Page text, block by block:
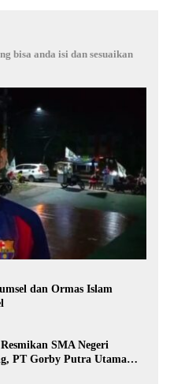
bisa anda isi dan sesuaikan
dan Ormas Islam
SMA Negeri
PT Gorby Putra Utama